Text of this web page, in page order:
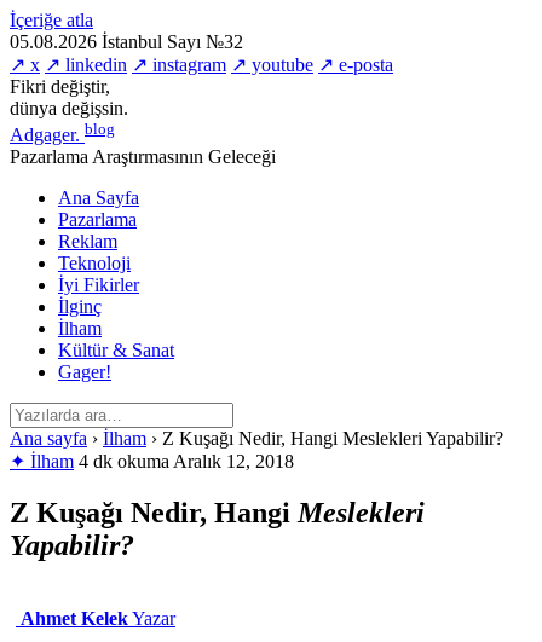
İçeriğe atla
05.08.2026 İstanbul Sayı №32
↗ x ↗ linkedin ↗ instagram ↗ youtube ↗ e-posta
Fikri değiştir,
dünya değişsin.
Adgager. blog
Pazarlama Araştırmasının Geleceği
Ana Sayfa
Pazarlama
Reklam
Teknoloji
İyi Fikirler
İlginç
İlham
Kültür & Sanat
Gager!
Ana sayfa › İlham › Z Kuşağı Nedir, Hangi Meslekleri Yapabilir?
✦ İlham 4 dk okuma Aralık 12, 2018
Z Kuşağı Nedir, HangiMeslekleri
Yapabilir?
Ahmet KelekYazar